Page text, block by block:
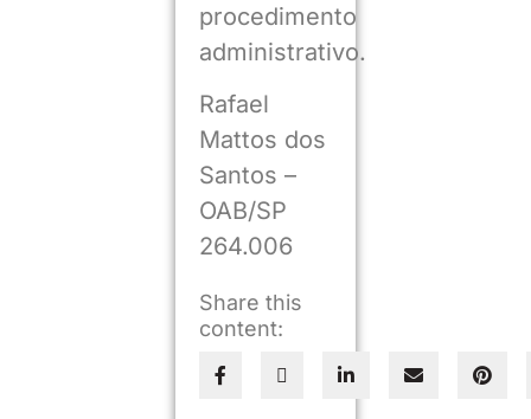
procedimento
administrativo.
Rafael
Mattos dos
Santos –
OAB/SP
264.006
Share this
content: